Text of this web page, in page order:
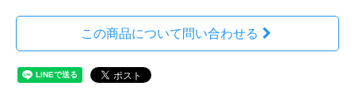
この商品について問い合わせる